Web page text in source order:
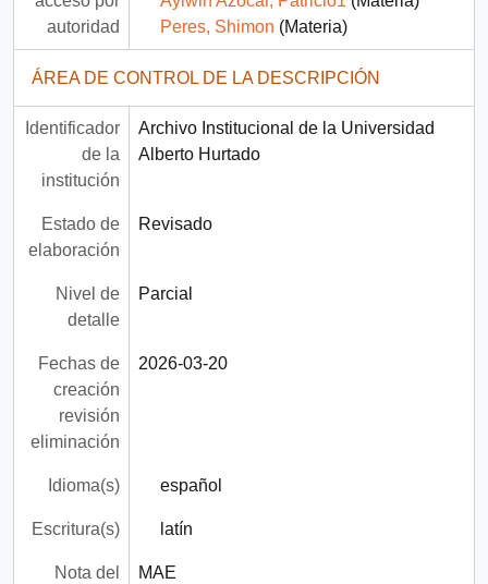
autoridad
Peres, Shimon (Materia)
ÁREA DE CONTROL DE LA DESCRIPCIÓN
Identificador
de la
institución
Archivo Institucional de la Universidad
Alberto Hurtado
Estado de
elaboración
Revisado
Nivel de
detalle
Parcial
Fechas de
creación
revisión
eliminación
2026-03-20
Idioma(s) español
Escritura(s) latín
Nota del
MAE